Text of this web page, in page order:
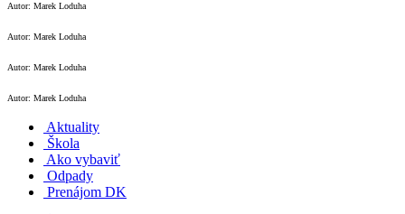
Autor: Marek Loduha
Autor: Marek Loduha
Autor: Marek Loduha
Autor: Marek Loduha
Aktuality
Škola
Ako vybaviť
Odpady
Prenájom DK